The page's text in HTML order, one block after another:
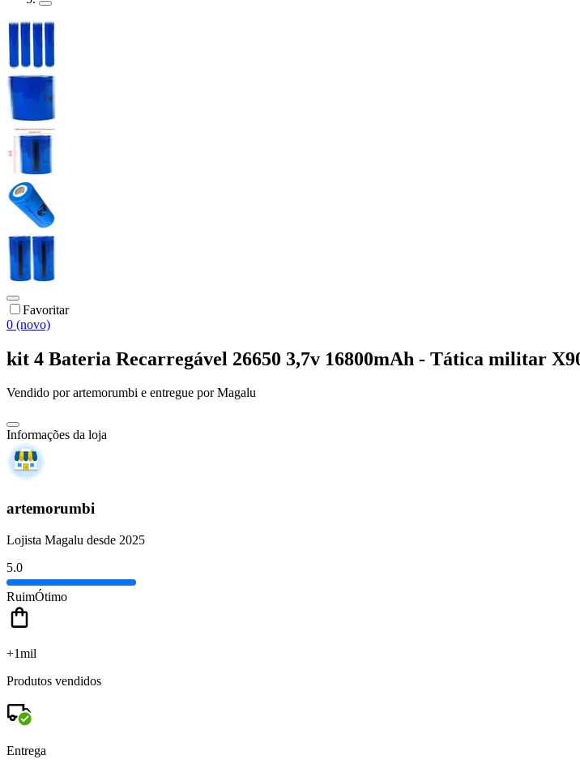
Favoritar
0 (novo)
kit 4 Bateria Recarregável 26650 3,7v 16800mAh - Tática militar
Vendido porartemorumbi e entregue por Magalu
Informações da loja
artemorumbi
Lojista Magalu desde 2025
5.0
RuimÓtimo
+1mil
Produtos vendidos
Entrega